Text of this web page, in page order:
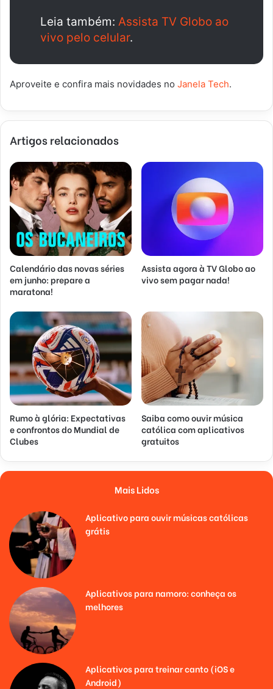
Leia também: Assista TV Globo ao
vivo pelo celular.
Aproveite e confira mais novidades no Janela Tech.
Artigos relacionados
Calendário das novas séries
em junho: prepare a
maratona!
Assista agora à TV Globo ao
vivo sem pagar nada!
Rumo à glória: Expectativas
e confrontos do Mundial de
Clubes
Saiba como ouvir música
católica com aplicativos
gratuitos
Mais Lidos
Aplicativo para ouvir músicas católicas
grátis
Aplicativos para namoro: conheça os
melhores
Aplicativos para treinar canto (iOS e
Android)